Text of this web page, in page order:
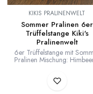
KIKIS PRALINENWELT
Sommer Pralinen 6er
Trüffelstange Kiki's
Pralinenwelt
6er Trüffelstange mit
Pralinen Mischung:
Erdbeere und Zitrone. Feine
zwei Stück pro Sorte. Inhalt